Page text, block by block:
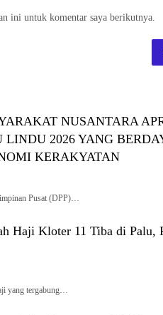
ini untuk komentar saya berikutnya.
NUSANTARA
LINDU 2026 YANG
KERAKYATAN
Pusat (DPP)…
Haji Kloter 11 Tiba di Palu,
yang tergabung…